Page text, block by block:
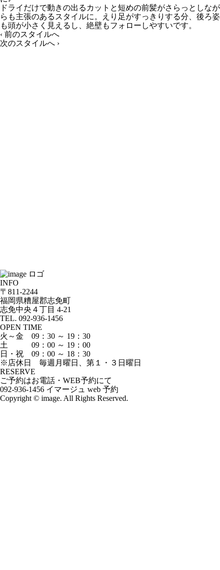
ドライだけで動きの出るカットと短めの前髪がさらっとしなが
らも主張のあるスタイルに。えり足がすっきりする分、後ろ姿
も頭が小さく見えるし、絶壁もフォローしやすいです。
‹ 前のスタイルへ
次のスタイルへ ›
INFO
〒811-2244
福岡県糟屋郡志免町
志免中央４丁目 4-21
TEL. 092-936-1456
OPEN TIME
火～金 09：30 ～ 19：30
土 09：00 ～ 19：00
日・祝 09：00 ～ 18：30
※店休日 毎週月曜日、第１・３日曜日
RESERVE
ご予約はお電話・WEB予約にて
092-936-1456 イマージュ web 予約
Copyright © image. All Rights Reserved.